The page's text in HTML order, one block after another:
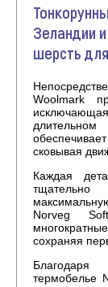
Зеландии
шерсть
Woolmark
сковывая
Каждая
Norveg
сохраняя
Благодаря
термобелье